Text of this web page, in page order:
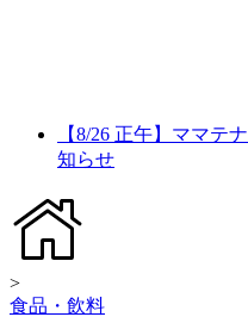
【8/26 正午】ママテ
知らせ
>
食品・飲料